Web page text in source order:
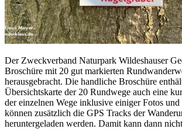
Der Zweckverband Naturpark Wildeshauser
Broschüre mit 20 gut markierten
herausgebracht. Die handliche Broschüre
Übersichtskarte der 20 Rundwege auch eine
der einzelnen Wege inklusive einiger Fotos
können zusätzlich die GPS Tracks der
heruntergeladen werden. Damit kann dann